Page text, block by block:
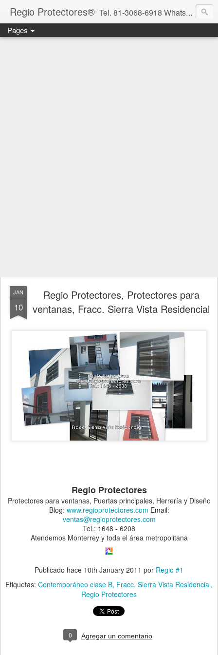
Regio Protectores® Tel. 81-3068-6918 WhatsApp 81-2636-2823 / 33-1145-3780 cotizacionregioprotectores@gmail.com / regioprotectores@gmail.com https://www.facebook.com/RegioProtectores/
Pages
JAN
10
Regio Protectores, Protectores para
ventanas, Fracc. Sierra Vista Residencial
Regio Protectores
Protectores para ventanas, Puertas principales, Herrería y Diseño
Blog: www.regioprotectores.com Email:
ventas@regioprotectores.com
Tel.: 1648 - 6208
Atendemos Monterrey y toda el área metropolitana
Publicado hace 10th January 2011 por Regio #1
Etiquetas: Contemporáneo clase B Fracc. Sierra Vista Residencial
Regio Protectores
0 Agregar un comentario